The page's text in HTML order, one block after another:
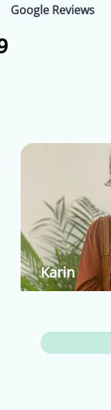
Google Reviews
Karin